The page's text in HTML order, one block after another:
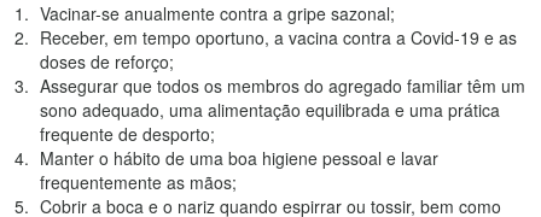
Vacinar-se anualmente contra a gripe sazonal;
Receber, em tempo oportuno, a vacina contra a Covid-19 e as
doses de reforço;
Assegurar que todos os membros do agregado familiar têm um
sono adequado, uma alimentação equilibrada e uma prática
frequente de desporto;
Manter o hábito de uma boa higiene pessoal e lavar
frequentemente as mãos;
Cobrir a boca e o nariz quando espirrar ou tossir, bem como